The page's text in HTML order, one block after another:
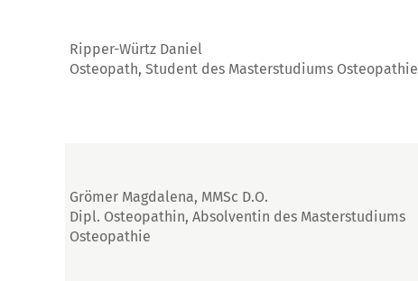
Ripper-Würtz Daniel
Osteopath, Student des Masterstudiums Osteopathie
Grömer Magdalena, MMSc D.O.
Dipl. Osteopathin, Absolventin des Masterstudiums
Osteopathie